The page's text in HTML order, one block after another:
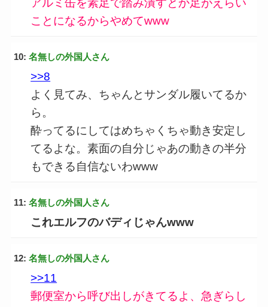
アルミ缶を素足で踏み潰すとか足がえらい
ことになるからやめてwww
10: 名無しの外国人さん
>>8
よく見てみ、ちゃんとサンダル履いてるか
ら。
酔ってるにしてはめちゃくちゃ動き安定し
てるよな。素面の自分じゃあの動きの半分
もできる自信ないわwww
11: 名無しの外国人さん
これエルフのバディじゃんwww
12: 名無しの外国人さん
>>11
郵便室から呼び出しがきてるよ、急ぎらし